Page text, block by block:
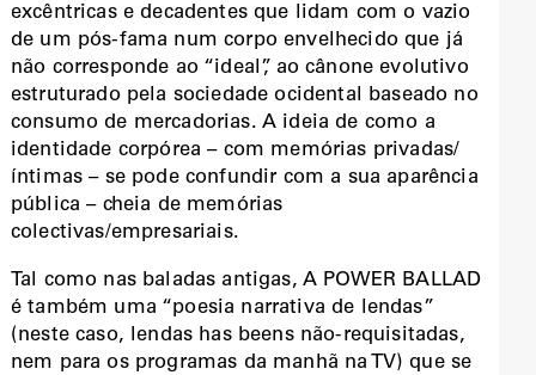
excêntricas e decadentes que lidam com o vazio
de um pós-fama num corpo envelhecido que já
não corresponde ao “ideal”, ao cânone evolutivo
estruturado pela sociedade ocidental baseado no
consumo de mercadorias. A ideia de como a
identidade corpórea – com memórias privadas/
íntimas – se pode confundir com a sua aparência
pública – cheia de memórias
colectivas/empresariais.
Tal como nas baladas antigas, A POWER BALLAD
é também uma “poesia narrativa de lendas”
(neste caso, lendas has beens não-requisitadas,
nem para os programas da manhã na TV) que se